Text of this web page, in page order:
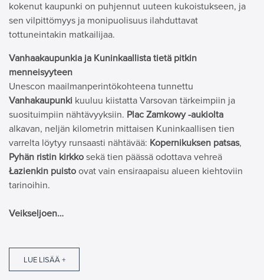
kokenut kaupunki on puhjennut uuteen kukoistukseen, ja
sen vilpittömyys ja monipuolisuus ilahduttavat
tottuneintakin matkailijaa.
Vanhaakaupunkia ja Kuninkaallista tietä pitkin
menneisyyteen
Unescon maailmanperintökohteena tunnettu
Vanhakaupunki kuuluu kiistatta Varsovan tärkeimpiin ja
suosituimpiin nähtävyyksiin. Plac Zamkowy -aukiolta
alkavan, neljän kilometrin mittaisen Kuninkaallisen tien
varrelta löytyy runsaasti nähtävää: Kopernikuksen patsas,
Pyhän ristin kirkko sekä tien päässä odottava vehreä
Łazienkin puisto ovat vain ensiraapaisu alueen kiehtoviin
tarinoihin.
Veikseljoen…
LUE LISÄÄ +